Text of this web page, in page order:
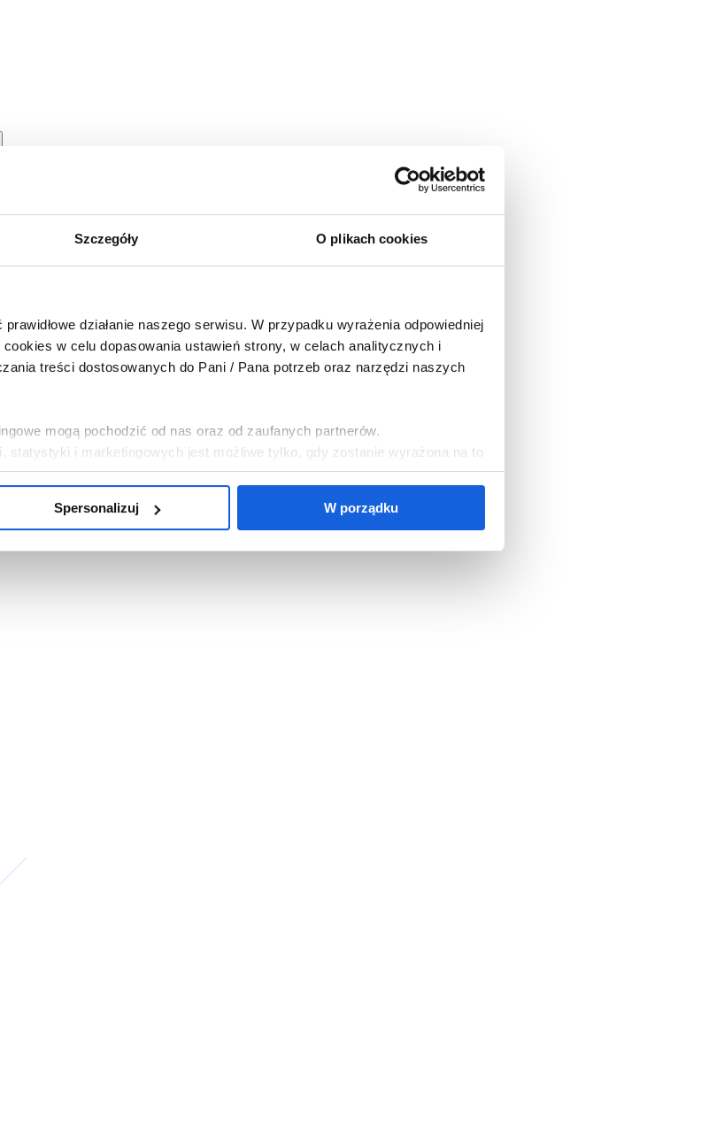
Szczegóły O plikach cookies
działanie naszego serwisu. W przypadku wyrażenia odpowiedniej
w celu dopasowania ustawień strony, w celach analitycznych i
treści dostosowanych do Pani / Pana potrzeb oraz narzędzi naszych
mogą pochodzić od nas oraz od zaufanych partnerów.
statystyki i marketingowych jest możliwe tylko, gdy zostanie wyrażona na to
na Pani / Pana urządzeniu wszystkie pliki cookies, należy wybrać
Spersonalizuj W porządku